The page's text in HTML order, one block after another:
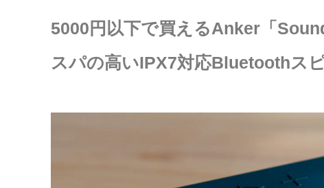
5000円以下で買えるAnker「
スパの高いIPX7対応Bluetoothスピ